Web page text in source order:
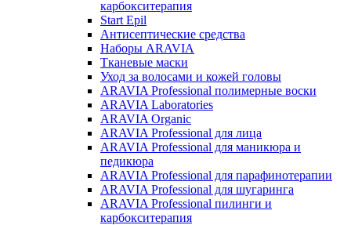
карбокситерапия
Start Epil
Антисептические средства
Наборы ARAVIA
Тканевые маски
Уход за волосами и кожей головы
ARAVIA Professional полимерные воски
ARAVIA Laboratories
ARAVIA Organic
ARAVIA Professional для лица
ARAVIA Professional для маникюра и
педикюра
ARAVIA Professional для парафинотерапии
ARAVIA Professional для шугаринга
ARAVIA Professional пилинги и
карбокситерапия